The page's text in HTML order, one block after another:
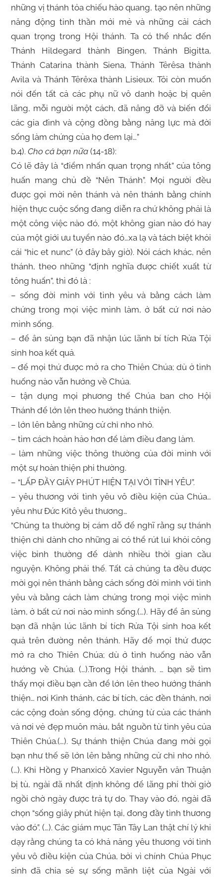
những vị thánh tỏa chiếu hào quang, tạo nên những
năng động tinh thần mới mẻ và những cải cách
quan trọng trong Hội thánh. Ta có thể nhắc đến
Thánh Hildegard thành Bingen, Thánh Bigitta,
Thánh Catarina thành Siena, Thánh Têrêsa thành
Avila và Thánh Têrêxa thành Lisieux. Tôi còn muốn
nói đến tất cả các phụ nữ vô danh hoặc bị quên
lãng, mỗi người một cách, đã nâng đỡ và biến đổi
các gia đình và cộng đồng bằng năng lực mà đời
sống làm chứng của họ đem lại…”
b.4). Cho cả bạn nữa(14-18):
Có lẽ đây là “điểm nhấn quan trọng nhất” của tông
huấn mang chủ đề “Nên Thánh”. Mọi người đều
được gọi mời nên thánh và nên thánh bằng chính
hiện thực cuộc sống đang diễn ra chứ không phải là
một công việc nào đó, một không gian nào đó hay
của một giới ưu tuyển nào đó…xa lạ và tách biệt khỏi
cái “hic et nunc” (ở đây bây giờ). Nói cách khác, nên
thánh, theo những “định nghĩa được chiết xuất từ
tông huấn”, thì đó là :
– sống đời mình với tình yêu và bằng cách làm
chứng trong mọi việc mình làm, ở bất cứ nơi nào
mình sống.
– để ân sủng bạn đã nhận lúc lãnh bí tích Rửa Tội
sinh hoa kết quả.
– để mọi thứ được mở ra cho Thiên Chúa; dù ở tình
huống nào vẫn hướng về Chúa.
– tận dụng mọi phương thế Chúa ban cho Hội
Thánh để lớn lên theo hướng thánh thiện.
– lớn lên bằng những cử chỉ nho nhỏ.
– tìm cách hoàn hảo hơn để làm điều đang làm.
– làm những việc thông thường của đời mình với
một sự hoàn thiện phi thường.
– “LẤP ĐẦY GIÂY PHÚT HIỆN TẠI VỚI TÌNH YÊU”.
– yêu thương với tình yêu vô điều kiện của Chúa…
yêu như Đức Kitô yêu thương…
“Chúng ta thường bị cám dỗ để nghĩ rằng sự thánh
thiện chỉ dành cho những ai có thể rút lui khỏi công
việc bình thường để dành nhiều thời gian cầu
nguyện. Không phải thế. Tất cả chúng ta đều được
mời gọi nên thánh bằng cách sống đời mình với tình
yêu và bằng cách làm chứng trong mọi việc mình
làm, ở bất cứ nơi nào mình sống.(…). Hãy để ân sủng
bạn đã nhận lúc lãnh bí tích Rửa Tội sinh hoa kết
quả trên đường nên thánh. Hãy để mọi thứ được
mở ra cho Thiên Chúa; dù ở tình huống nào vẫn
hướng về Chúa. (…).Trong Hội thánh, … bạn sẽ tìm
thấy mọi điều bạn cần để lớn lên theo hướng thánh
thiện… nơi Kinh thánh, các bí tích, các đền thánh, nơi
các cộng đoàn sống động, chứng từ của các thánh
và nơi vẻ đẹp muôn màu, bắt nguồn từ tình yêu của
Thiên Chúa.(…). Sự thánh thiện Chúa đang mời gọi
bạn như thế sẽ lớn lên bằng những cử chỉ nho nhỏ.
(…). Khi Hồng y Phanxicô Xavier Nguyễn văn Thuận
bị tù, ngài đã nhất định không để lãng phí thời giờ
ngồi chờ ngày được trả tự do. Thay vào đó, ngài đã
chọn “sống giây phút hiện tại, đong đầy tình thương
vào đó”. (…). Các giám mục Tân Tây Lan thật chí lý khi
dạy rằng chúng ta có khả năng yêu thương với tình
yêu vô điều kiện của Chúa, bởi vì chính Chúa Phục
sinh đã chia sẻ sự sống mãnh liệt của Ngài với